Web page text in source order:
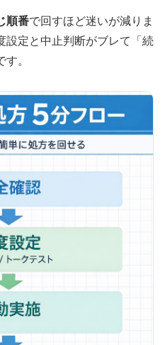
順番で回すほど迷いが減りま
設定と中止判断がブレて「続
。